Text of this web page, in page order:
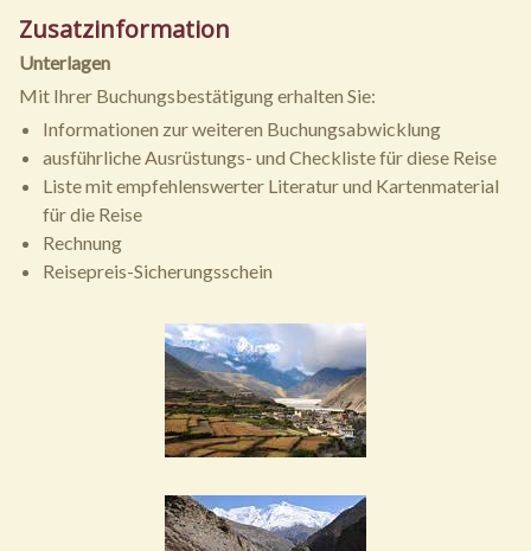
Zusatzinformation
Unterlagen
Mit Ihrer Buchungsbestätigung erhalten Sie:
Informationen zur weiteren Buchungsabwicklung
ausführliche Ausrüstungs- und Checkliste für diese Reise
Liste mit empfehlenswerter Literatur und Kartenmaterial
für die Reise
Rechnung
Reisepreis-Sicherungsschein